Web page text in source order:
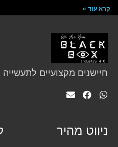
קרא עוד »
חיישנים מקצועיים לתעשייה
ניווט מהיר